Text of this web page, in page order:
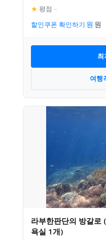
★ 평점 –
할인쿠폰 확인하기
최
여행
라부한판단의 방갈로
욕실 1개)